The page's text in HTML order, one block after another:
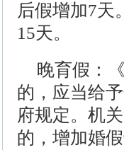
后假增加7天
15天。
晚育假：
的，应当给
府规定。机
的，增加婚